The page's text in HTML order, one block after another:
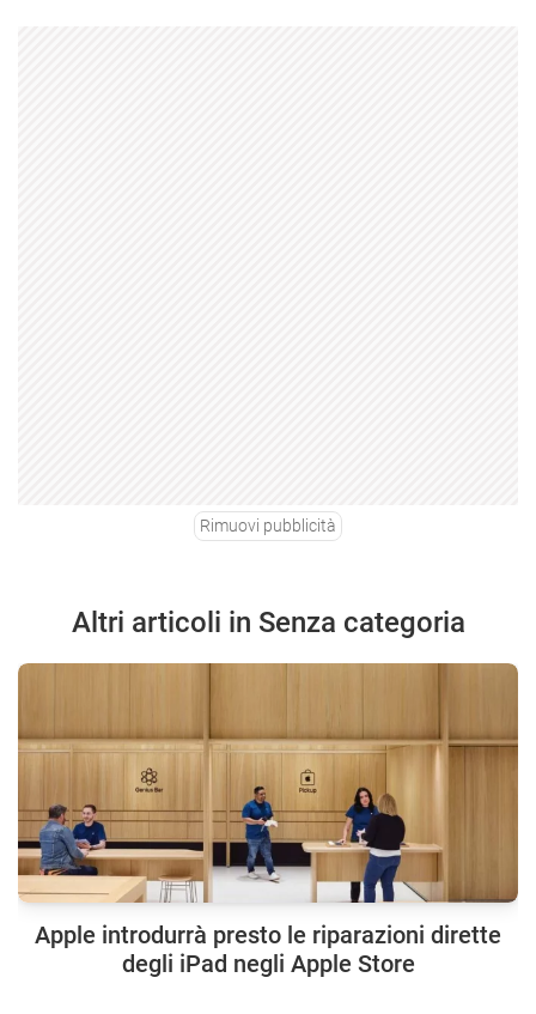
Rimuovi pubblicità
Altri articoli in Senza categoria
Apple introdurrà presto le riparazioni dirette
degli iPad negli Apple Store